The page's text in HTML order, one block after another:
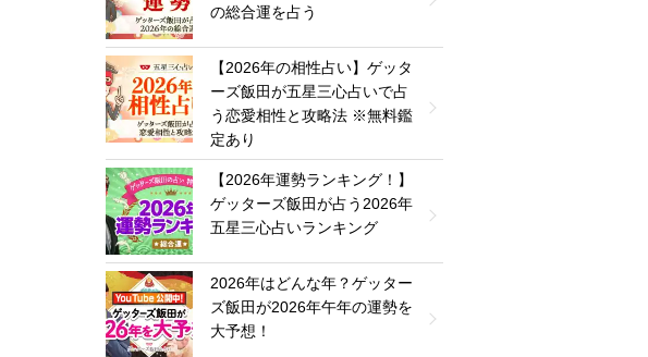
の総合運を占う
【2026年の相性占い】ゲッタ
ーズ飯田が五星三心占いで占
う恋愛相性と攻略法 ※無料鑑
定あり
【2026年運勢ランキング！】
ゲッターズ飯田が占う2026年
五星三心占いランキング
2026年はどんな年？ゲッター
ズ飯田が2026年午年の運勢を
大予想！